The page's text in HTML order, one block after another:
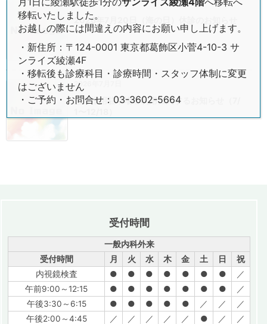
2026年7月13日
2026年7月20日（海の日）休診のお知らせ
2026年7月7日
患者様用駐車場ご利用に関するお知らせ（7/
受付時間
一般内科外来
受付時間
月 火 水 木 金 土 日
祝
内視鏡検査
● ● ● ● ● ● ●
／
午前9:00～12:15
● ● ● ● ● ● ●
／
午後3:30～6:15
● ● ● ● ● ／ ／
／
午後2:00～4:45
／ ／ ／ ／ ／ ● ／
／
移転いたしました。
お越しの際には間違えの内容にお願い申し上げます。
・新住所：〒124-0001 東京都葛飾区小菅4-10-3 サ
ンライズ綾瀬4F
・移転後も診療科目・診療時間・スタッフ体制に変更
はございません
・ご予約・お問合せ：03-3602-5664